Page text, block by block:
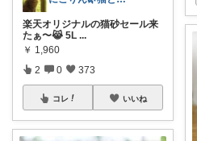
楽天オリジナルの猫砂セール来
たぁ〜😹 5L ...
￥ 1,960
2 0 373
コレ いいね